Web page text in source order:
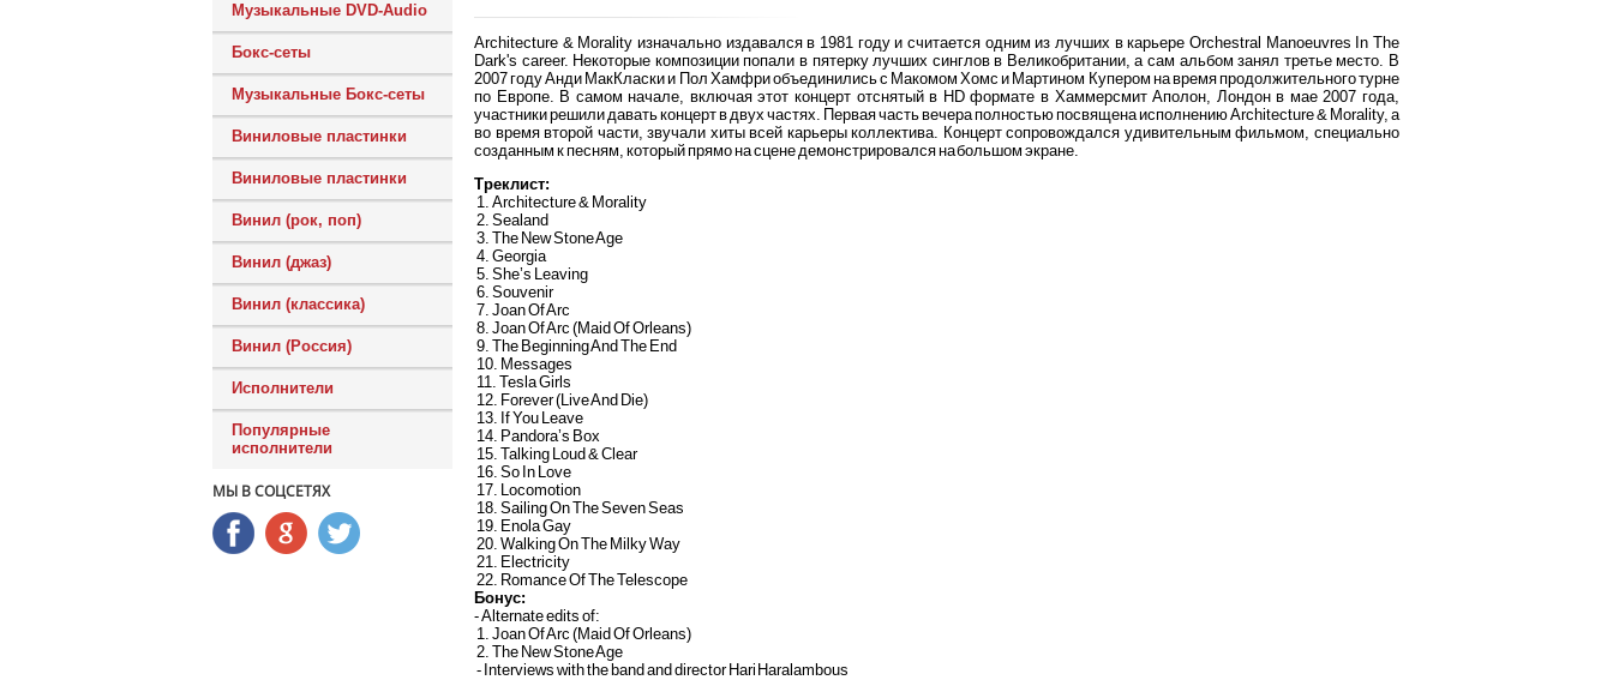
Музыкальные DVD-Audio
Бокс-сеты
Музыкальные Бокс-сеты
Виниловые пластинки
Виниловые пластинки
Винил (рок, поп)
Винил (джаз)
Винил (классика)
Винил (Россия)
Исполнители
Популярные
исполнители
МЫ В СОЦСЕТЯХ
Architecture & Morality изначально издавался в 1981 году и считается одним из лучших в карьере Orchestral Manoeuvres In The
Dark's career. Некоторые композиции попали в пятерку лучших синглов в Великобритании, а сам альбом занял третье место. В
2007 году Анди МакКласки и Пол Хамфри объединились с Макомом Хомс и Мартином Купером на время продолжительного турне
по Европе. В самом начале, включая этот концерт отснятый в HD формате в Хаммерсмит Аполон, Лондон в мае 2007 года,
участники решили давать концерт в двух частях. Первая часть вечера полностью посвящена исполнению Architecture & Morality, а
во время второй части, звучали хиты всей карьеры коллектива. Концерт сопровождался удивительным фильмом, специально
созданным к песням, который прямо на сцене демонстрировался на большом экране.
Треклист:
1. Architecture & Morality
2. Sealand
3. The New Stone Age
4. Georgia
5. She’s Leaving
6. Souvenir
7. Joan Of Arc
8. Joan Of Arc (Maid Of Orleans)
9. The Beginning And The End
10. Messages
11. Tesla Girls
12. Forever (Live And Die)
13. If You Leave
14. Pandora’s Box
15. Talking Loud & Clear
16. So In Love
17. Locomotion
18. Sailing On The Seven Seas
19. Enola Gay
20. Walking On The Milky Way
21. Electricity
22. Romance Of The Telescope
Бонус:
- Alternate edits of:
1. Joan Of Arc (Maid Of Orleans)
2. The New Stone Age
- Interviews with the band and director Hari Haralambous